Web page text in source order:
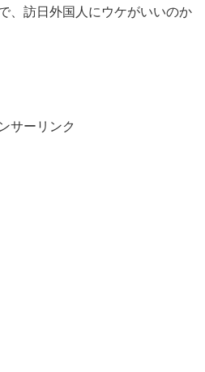
、訪日外国人にウケがいいのか
サーリンク